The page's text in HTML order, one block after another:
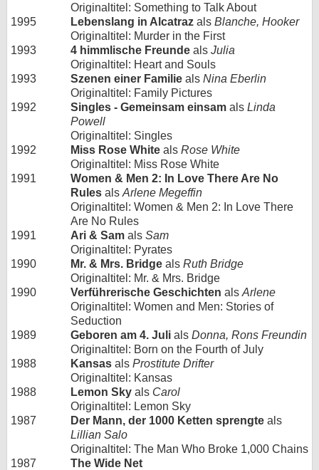
Originaltitel: Something to Talk About
1995
Lebenslang in Alcatraz als Blanche, Hooker
Originaltitel: Murder in the First
1993
4 himmlische Freunde als Julia
Originaltitel: Heart and Souls
1993
Szenen einer Familie als Nina Eberlin
Originaltitel: Family Pictures
1992
Singles - Gemeinsam einsam als Linda
Powell
Originaltitel: Singles
1992
Miss Rose White als Rose White
Originaltitel: Miss Rose White
1991
Women & Men 2: In Love There Are No
Rules als Arlene Megeffin
Originaltitel: Women & Men 2: In Love There
Are No Rules
1991
Ari & Sam als Sam
Originaltitel: Pyrates
1990
Mr. & Mrs. Bridge als Ruth Bridge
Originaltitel: Mr. & Mrs. Bridge
1990
Verführerische Geschichten als Arlene
Originaltitel: Women and Men: Stories of
Seduction
1989
Geboren am 4. Juli als Donna, Rons Freundin
Originaltitel: Born on the Fourth of July
1988
Kansas als Prostitute Drifter
Originaltitel: Kansas
1988
Lemon Sky als Carol
Originaltitel: Lemon Sky
1987
Der Mann, der 1000 Ketten sprengte als
Lillian Salo
Originaltitel: The Man Who Broke 1,000 Chains
1987
The Wide Net